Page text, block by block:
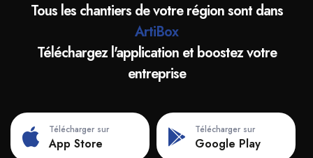
Tous les chantiers de votre région sont dans
ArtiBox
Téléchargez l'application et boostez votre
entreprise
Télécharger sur
App Store
Télécharger sur
Google Play